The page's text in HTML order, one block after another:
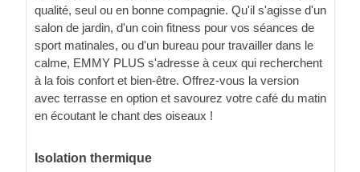
qualité, seul ou en bonne compagnie. Qu'il s'agisse d'un
salon de jardin, d'un coin fitness pour vos séances de
sport matinales, ou d'un bureau pour travailler dans le
calme, EMMY PLUS s'adresse à ceux qui recherchent
à la fois confort et bien-être. Offrez-vous la version
avec terrasse en option et savourez votre café du matin
en écoutant le chant des oiseaux !
Isolation thermique